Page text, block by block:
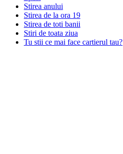
Stirea anului
Stirea de la ora 19
Stirea de toti banii
Stiri de toata ziua
Tu stii ce mai face cartierul tau?